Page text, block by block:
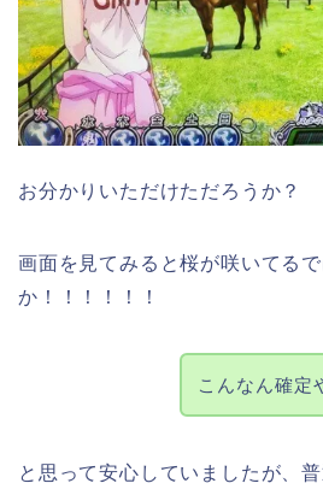
お分かりいただけただろうか？
画面を見てみると桜が咲いてる
か！！！！！！
こんなん確定
と思って安心していましたが、